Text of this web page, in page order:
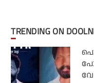
TRENDING ON